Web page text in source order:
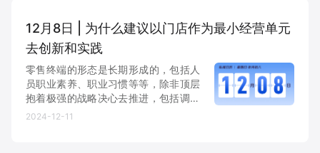
12月8日 | 为什么建议以门店作为最小经营单元
去创新和实践
零售终端的形态是长期形成的，包括人
员职业素养、职业习惯等等，除非顶层
抱着极强的战略决心去推进，包括调整
所有核心成员在内的决心，不然风险极
2024-12-11